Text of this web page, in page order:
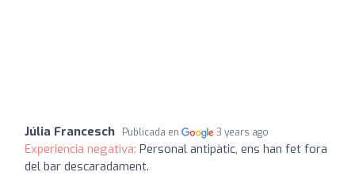
Júlia Francesch Publicada en 3 years ago
Experiencia negativa: Personal antipàtic, ens han fet fora
del bar descaradament.